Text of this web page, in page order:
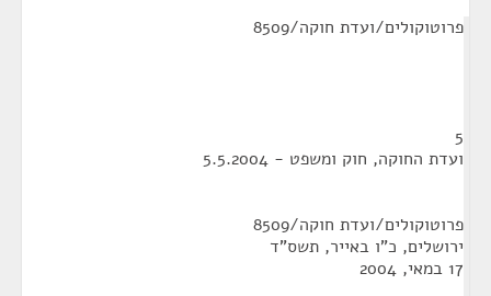
פרוטוקולים/ועדת חוקה/8509
5
ועדת החוקה, חוק ומשפט - 5.5.2004
פרוטוקולים/ועדת חוקה/8509
ירושלים, כ"ו באייר, תשס"ד
17 במאי, 2004